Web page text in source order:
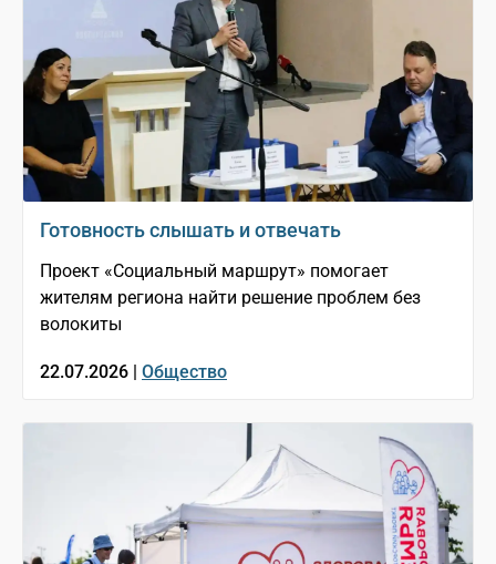
Готовность слышать и отвечать
Проект «Социальный маршрут» помогает
жителям региона найти решение проблем без
волокиты
22.07.2026 | Общество